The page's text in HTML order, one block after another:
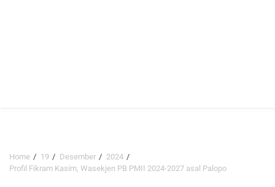
Home 19 Desember
2024
Profil Fikram Kasim, Wasekjen PB PMII 2024-2027 asal Palopo